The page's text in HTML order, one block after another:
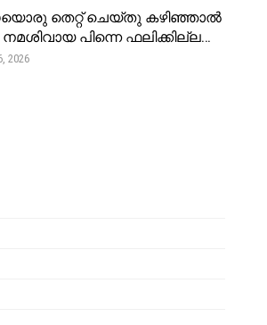
തെറ്റ് ചെയ്തു കഴിഞ്ഞാൽ
പിന്നെ ഫലിക്കില്ല…
2026